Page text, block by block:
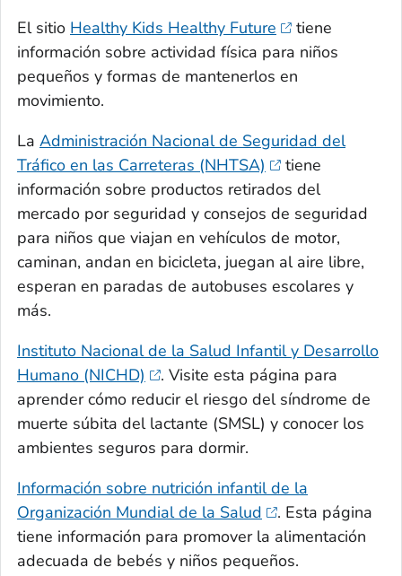
El sitio Healthy Kids Healthy Future
tiene
información sobre actividad física para niños
pequeños y formas de mantenerlos en
movimiento.
La Administración Nacional de Seguridad del
Tráfico en las Carreteras (NHTSA)
tiene
información sobre productos retirados del
mercado por seguridad y consejos de seguridad
para niños que viajan en vehículos de motor,
caminan, andan en bicicleta, juegan al aire libre,
esperan en paradas de autobuses escolares y
más.
Instituto Nacional de la Salud Infantil y Desarrollo
Humano (NICHD)
. Visite esta página para
aprender cómo reducir el riesgo del síndrome de
muerte súbita del lactante (SMSL) y conocer los
ambientes seguros para dormir.
Información sobre nutrición infantil de la
Organización Mundial de la Salud
. Esta página
tiene información para promover la alimentación
adecuada de bebés y niños pequeños.